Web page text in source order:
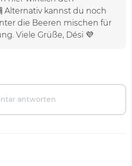
Alternativ kannst du noch
die Beeren mischen für
Viele Grüße, Dési 💜